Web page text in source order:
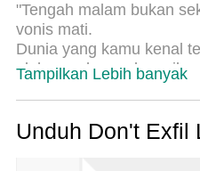
"Tengah malam bukan
vonis mati.
Dunia yang kamu kenal
oleh penghapus kosmik,
buruk yang pekat.
buku sketsa dari
Tampilkan Lebih banyak
Unduh Don't Exfil